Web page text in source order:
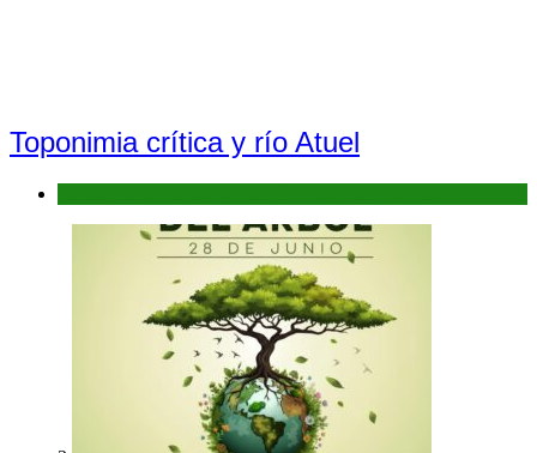
Toponimia crítica y río Atuel